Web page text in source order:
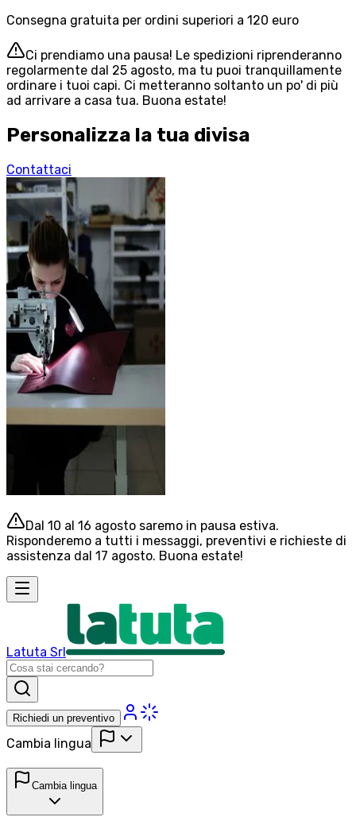
Consegna gratuita per ordini superiori a 120 euro
Ci prendiamo una pausa! Le spedizioni riprenderanno
regolarmente dal 25 agosto, ma tu puoi tranquillamente
ordinare i tuoi capi. Ci metteranno soltanto un po' di più
ad arrivare a casa tua. Buona estate!
Personalizza la tua divisa
Contattaci
Dal 10 al 16 agosto saremo in pausa estiva.
Risponderemo a tutti i messaggi, preventivi e richieste di
assistenza dal 17 agosto. Buona estate!
Latuta Srl
Richiedi un preventivo
Cambia lingua
Cambia lingua